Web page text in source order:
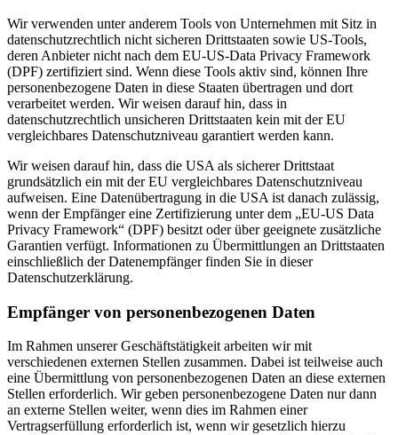
Wir verwenden unter anderem Tools von Unternehmen mit Sitz in
datenschutzrechtlich nicht sicheren Drittstaaten sowie US-Tools,
deren Anbieter nicht nach dem EU-US-Data Privacy Framework
(DPF) zertifiziert sind. Wenn diese Tools aktiv sind, können Ihre
personenbezogene Daten in diese Staaten übertragen und dort
verarbeitet werden. Wir weisen darauf hin, dass in
datenschutzrechtlich unsicheren Drittstaaten kein mit der EU
vergleichbares Datenschutzniveau garantiert werden kann.
Wir weisen darauf hin, dass die USA als sicherer Drittstaat
grundsätzlich ein mit der EU vergleichbares Datenschutzniveau
aufweisen. Eine Datenübertragung in die USA ist danach zulässig,
wenn der Empfänger eine Zertifizierung unter dem „EU-US Data
Privacy Framework“ (DPF) besitzt oder über geeignete zusätzliche
Garantien verfügt. Informationen zu Übermittlungen an Drittstaaten
einschließlich der Datenempfänger finden Sie in dieser
Datenschutzerklärung.
Empfänger von personenbezogenen Daten
Im Rahmen unserer Geschäftstätigkeit arbeiten wir mit
verschiedenen externen Stellen zusammen. Dabei ist teilweise auch
eine Übermittlung von personenbezogenen Daten an diese externen
Stellen erforderlich. Wir geben personenbezogene Daten nur dann
an externe Stellen weiter, wenn dies im Rahmen einer
Vertragserfüllung erforderlich ist, wenn wir gesetzlich hierzu